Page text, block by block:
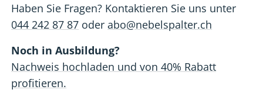
Haben Sie Fragen? Kontaktieren Sie uns unter
044 242 87 87 oderabo@nebelspalter.ch
Noch in Ausbildung?
Nachweis hochladen und von 40% Rabatt
profitieren.